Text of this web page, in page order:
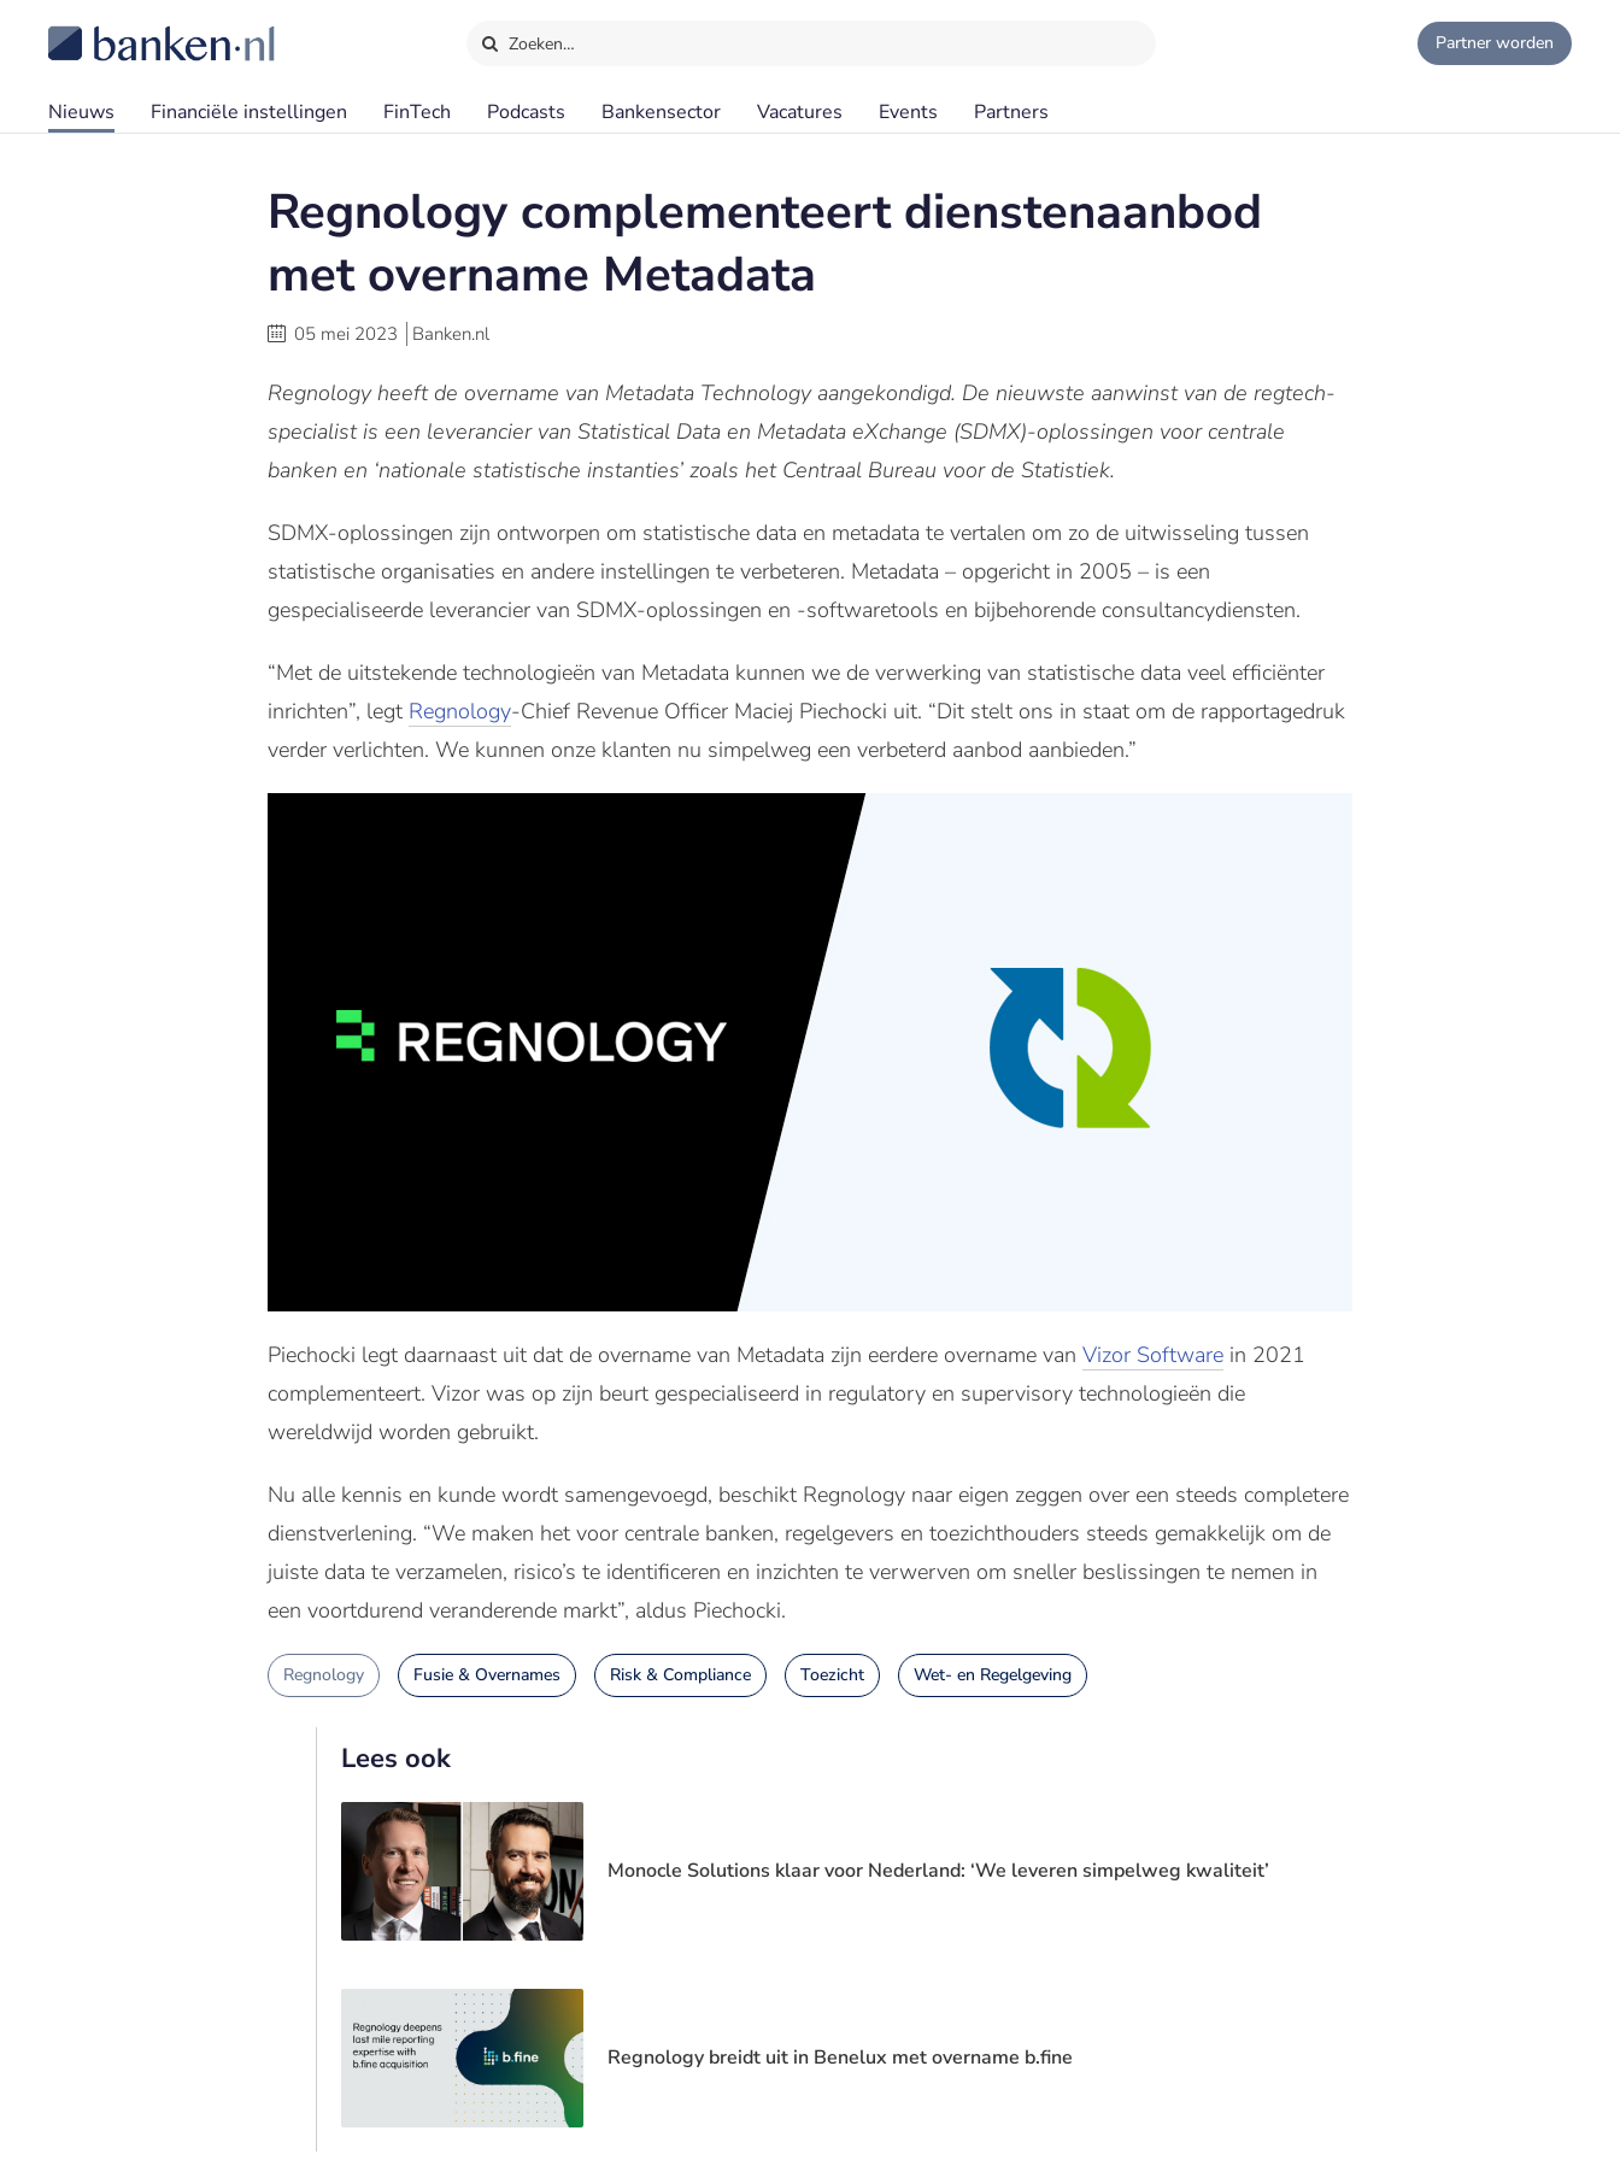
Zoeken… Partner worden
Nieuws Financiële instellingen FinTech Podcasts Bankensector Vacatures Events Partners
Regnology complementeert dienstenaanbod
met overname Metadata
05 mei 2023 Banken.nl
Regnology heeft de overname van Metadata Technology aangekondigd. De nieuwste aanwinst van de regtech-
specialist is een leverancier van Statistical Data en Metadata eXchange (SDMX)-oplossingen voor centrale
banken en ‘nationale statistische instanties’ zoals het Centraal Bureau voor de Statistiek.
SDMX-oplossingen zijn ontworpen om statistische data en metadata te vertalen om zo de uitwisseling tussen
statistische organisaties en andere instellingen te verbeteren. Metadata – opgericht in 2005 – is een
gespecialiseerde leverancier van SDMX-oplossingen en -softwaretools en bijbehorende consultancydiensten.
“Met de uitstekende technologieën van Metadata kunnen we de verwerking van statistische data veel efficiënter
inrichten”, legt Regnology-Chief Revenue Officer Maciej Piechocki uit. “Dit stelt ons in staat om de rapportagedruk
verder verlichten. We kunnen onze klanten nu simpelweg een verbeterd aanbod aanbieden.”
Piechocki legt daarnaast uit dat de overname van Metadata zijn eerdere overname van Vizor Software in 2021
complementeert. Vizor was op zijn beurt gespecialiseerd in regulatory en supervisory technologieën die
wereldwijd worden gebruikt.
Nu alle kennis en kunde wordt samengevoegd, beschikt Regnology naar eigen zeggen over een steeds completere
dienstverlening. “We maken het voor centrale banken, regelgevers en toezichthouders steeds gemakkelijk om de
juiste data te verzamelen, risico’s te identificeren en inzichten te verwerven om sneller beslissingen te nemen in
een voortdurend veranderende markt”, aldus Piechocki.
Regnology Fusie & Overnames Risk & Compliance Toezicht Wet- en Regelgeving
Lees ook
Monocle Solutions klaar voor Nederland: ‘We leveren simpelweg kwaliteit’
Regnology breidt uit in Benelux met overname b.fine